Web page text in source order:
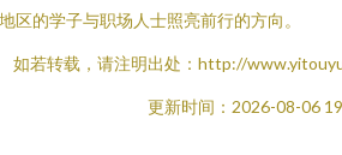
区的学子与职场人士照亮前行的方向。
如若转载，请注明出处：http://
更新时间：2026-08-06